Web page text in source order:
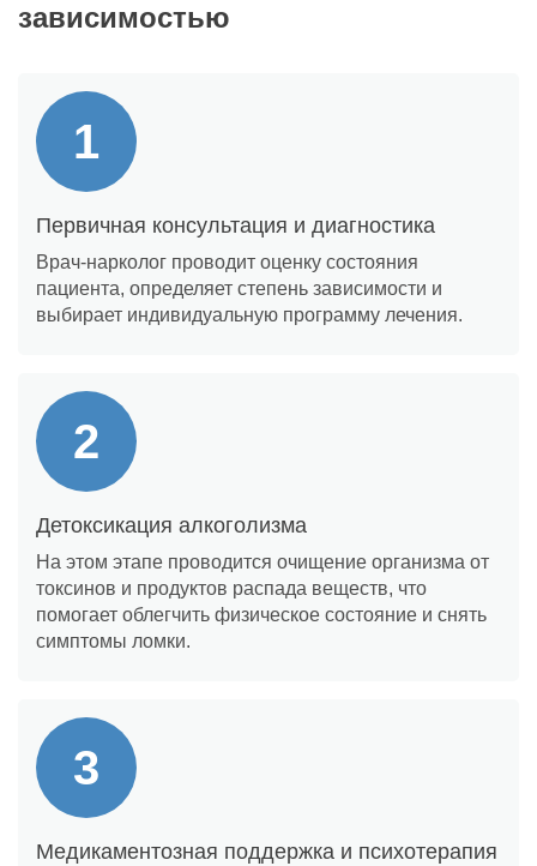
зависимостью
Первичная консультация и диагностика
Врач-нарколог проводит оценку состояния
пациента, определяет степень зависимости и
выбирает индивидуальную программу лечения.
Детоксикация алкоголизма
На этом этапе проводится очищение организма от
токсинов и продуктов распада веществ, что
помогает облегчить физическое состояние и снять
симптомы ломки.
Медикаментозная поддержка и психотерапия